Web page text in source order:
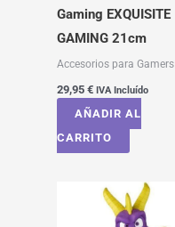
Gaming EXQUISITE
GAMING 21cm
Accesorios para Gamers
29,95 € IVA Incluído
AÑADIR AL
CARRITO